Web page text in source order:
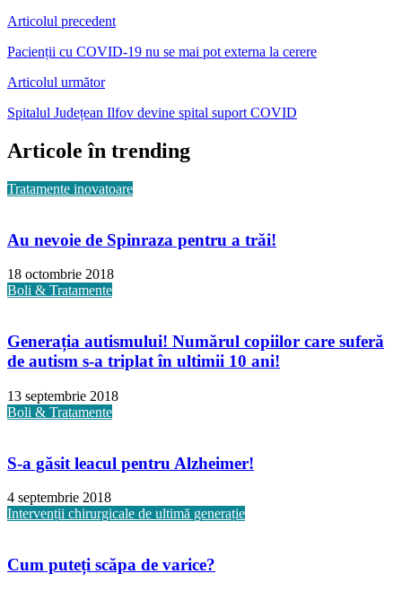
Articolul precedent
Pacienții cu COVID-19 nu se mai pot externa la cerere
Articolul următor
Spitalul Județean Ilfov devine spital suport COVID
Articole în trending
Tratamente inovatoare
Au nevoie de Spinraza pentru a trăi!
18 octombrie 2018
Boli & Tratamente
Generația autismului! Numărul copiilor care suferă
de autism s-a triplat în ultimii 10 ani!
13 septembrie 2018
Boli & Tratamente
S-a găsit leacul pentru Alzheimer!
4 septembrie 2018
Intervenții chirurgicale de ultimă generație
Cum puteți scăpa de varice?